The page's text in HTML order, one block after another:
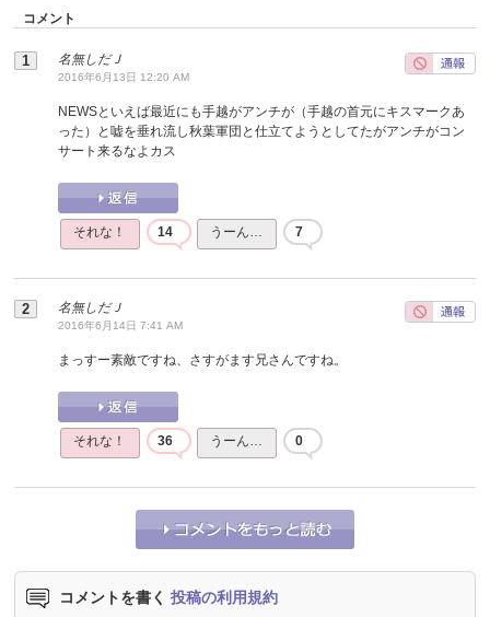
コメント
名無しだＪ
2016年6月13日 12:20 AM
NEWSといえば最近にも手越がアンチが（手越の首元にキスマークあ
った）と嘘を垂れ流し秋葉軍団と仕立てようとしてたがアンチがコン
サート来るなよカス
それな！ 14 うーん… 7
名無しだＪ
2016年6月14日 7:41 AM
まっすー素敵ですね、さすがます兄さんですね。
それな！ 36 うーん… 0
コメントを書く 投稿の利用規約